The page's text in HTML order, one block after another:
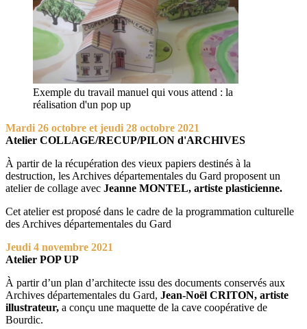
Exemple du travail manuel qui vous attend : la
réalisation d'un pop up
Mardi 26 octobre et jeudi 28 octobre 2021
Atelier COLLAGE/RECUP/PILON d'ARCHIVES
À partir de la récupération des vieux papiers destinés à la
destruction, les Archives départementales du Gard proposent un
atelier de collage avec Jeanne MONTEL, artiste plasticienne.
Cet atelier est proposé dans le cadre de la programmation culturelle
des Archives départementales du Gard
Jeudi 4 novembre 2021
Atelier POP UP
À partir d’un plan d’architecte issu des documents conservés aux
Archives départementales du Gard, Jean-Noël CRITON, artiste
illustrateur, a conçu une maquette de la cave coopérative de
Bourdic.